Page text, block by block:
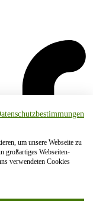
um unsere Webseite zu
großartiges Webseiten-
verwendeten Cookies